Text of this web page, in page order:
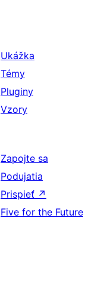
Ukážka
Témy
Pluginy
Vzory
Zapojte sa
Podujatia
Prispieť ↗
Five for the Future